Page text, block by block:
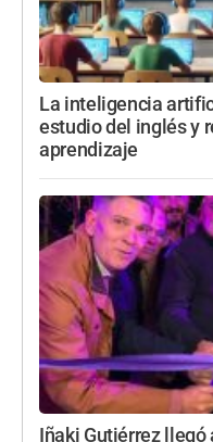
La inteligencia
estudio del inglés y
aprendizaje
Iñaki Gutiérrez